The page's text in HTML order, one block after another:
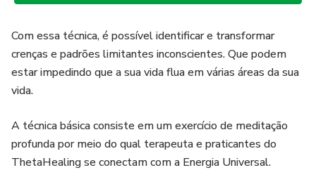
Com essa técnica, é possível identificar e transformar
crenças e padrões limitantes inconscientes. Que podem
estar impedindo que a sua vida flua em várias áreas da sua
vida.
A técnica básica consiste em um exercício de meditação
profunda por meio do qual terapeuta e praticantes do
ThetaHealing se conectam com a Energia Universal.